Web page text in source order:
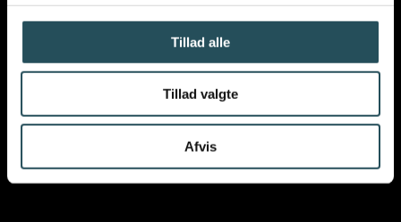
Tillad alle
Tillad valgte
Afvis
VIL DU VIDE MERE OM
VORES ARBEJDE